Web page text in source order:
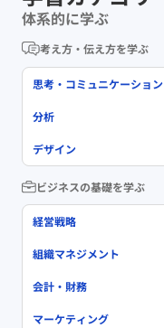
体系的に学ぶ
考え方・伝え方を学ぶ
思考・コミュニケーション
分析
デザイン
ビジネスの基礎を学ぶ
経営戦略
組織マネジメント
会計・財務
マーケティング